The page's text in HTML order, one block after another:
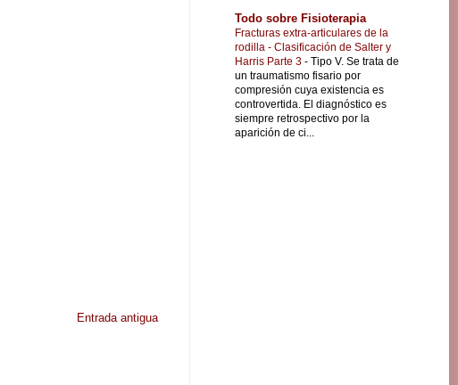
Entrada antigua
Todo sobre Fisioterapia
Fracturas extra-articulares de la
rodilla - Clasificación de Salter y
Harris Parte 3 - Tipo V. Se trata de
un traumatismo fisario por
compresión cuya existencia es
controvertida. El diagnóstico es
siempre retrospectivo por la
aparición de ci...